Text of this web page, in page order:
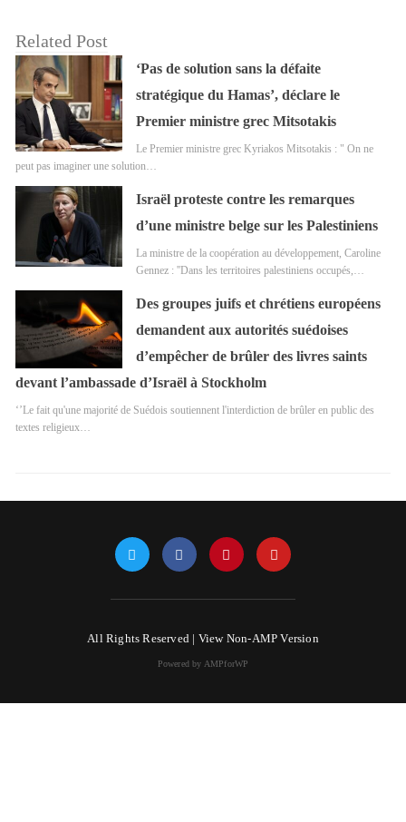
Related Post
‘Pas de solution sans la défaite
stratégique du Hamas’, déclare le
Premier ministre grec Mitsotakis
Le Premier ministre grec Kyriakos Mitsotakis : " On ne
peut pas imaginer une solution…
Israël proteste contre les remarques
d’une ministre belge sur les Palestiniens
La ministre de la coopération au développement, Caroline
Gennez : ''Dans les territoires palestiniens occupés,…
Des groupes juifs et chrétiens européens
demandent aux autorités suédoises
d’empêcher de brûler des livres saints
devant l’ambassade d’Israël à Stockholm
‘’Le fait qu'une majorité de Suédois soutiennent l'interdiction de brûler en public des
textes religieux…
All Rights Reserved | View Non-AMP Version
Powered by AMPforWP